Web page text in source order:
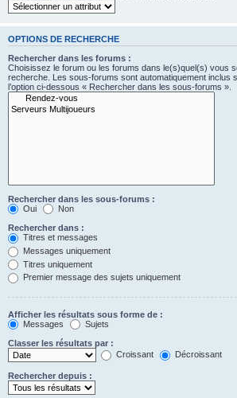
OPTIONS DE RECHERCHE
Rechercher dans les forums :
Choisissez le forum ou les forums dans le(s)quel(s) vous
recherche. Les sous-forums sont automatiquement inclus
l’option ci-dessous « Rechercher dans les sous-forums ».
Rechercher dans les sous-forums :
Oui
Non
Rechercher dans :
Titres et messages
Messages uniquement
Titres uniquement
Premier message des sujets uniquement
Afficher les résultats sous forme de :
Messages
Sujets
Classer les résultats par :
Croissant
Décroissant
Rechercher depuis :